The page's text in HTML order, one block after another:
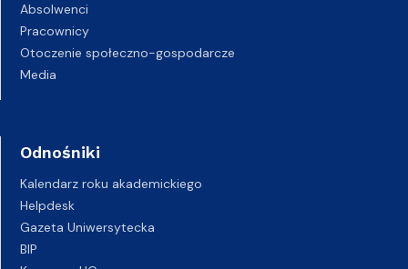
Absolwenci
Pracownicy
Otoczenie społeczno-gospodarcze
Media
Odnośniki
Kalendarz roku akademickiego
Helpdesk
Gazeta Uniwersytecka
BIP